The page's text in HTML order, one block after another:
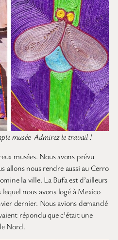
musée. Admirez le travail !
musées. Nous avons prévu
allons nous rendre aussi au Cerro
la ville. La Bufa est d’ailleurs
nous avons logé à Mexico
dernier. Nous avions demandé
répondu que c’était une
Nord.